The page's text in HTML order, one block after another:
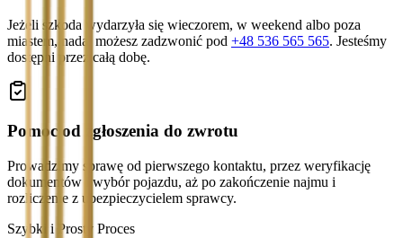
Jeżeli szkoda wydarzyła się wieczorem, w weekend albo poza
miastem, nadal możesz zadzwonić pod +48 536 565 565. Jesteśmy
dostępni przez całą dobę.
Pomoc od zgłoszenia do zwrotu
Prowadzimy sprawę od pierwszego kontaktu, przez weryfikację
dokumentów i wybór pojazdu, aż po zakończenie najmu i
rozliczenie z ubezpieczycielem sprawcy.
Szybki i Prosty Proces